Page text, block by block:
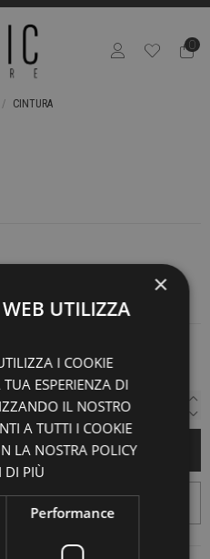
0
CINTURA
AL CARRELLO
×
UTILIZZA
I COOKIE
ESPERIENZA DI
IL NOSTRO
A TUTTI I COOKIE
LA NOSTRA POLICY
DI PIÙ
Performance